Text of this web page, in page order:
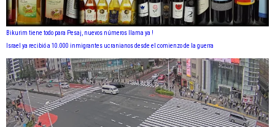
Bikurim tiene todo para Pesaj, nuevos números llama ya !
Israel ya recibió a 10.000 inmigrantes ucranianos desde el comienzo de la guerra